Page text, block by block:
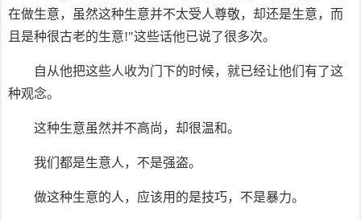
在做生意，虽然这种生意并不太受人尊敬，却还是生意，而
且是种很古老的生意!"这些话他已说了很多次。
自从他把这些人收为门下的时候，就已经让他们有了这
种观念。
这种生意虽然并不高尚，却很温和。
我们都是生意人，不是强盗。
做这种生意的人，应该用的是技巧，不是暴力。